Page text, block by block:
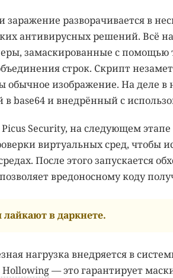
заражение разворачивается в
антивирусных решений. Всё
замаскированные с помощью
строк. Скрипт
обычное изображение. На деле
base64 и внедрённый с
Security, на следующем
виртуальных сред, чтобы
После этого запускается
позволяет вредоносному коду
в даркнете.
нагрузка внедряется в
Hollowing— это гарантирует